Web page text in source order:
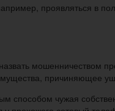
проявляться в
причиняющее
способом чужая